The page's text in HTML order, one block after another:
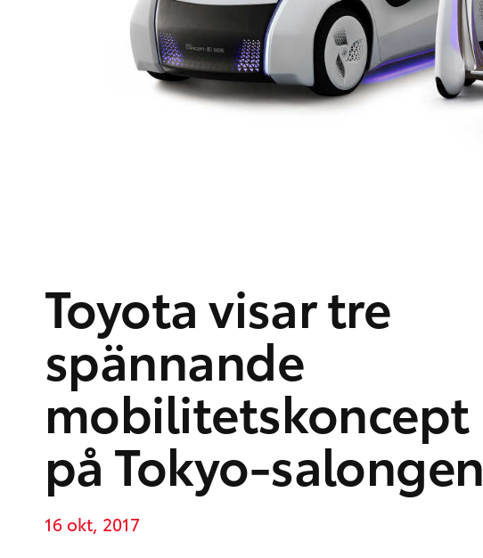
Toyota visar tre
spännande
mobilitetskoncept
på Tokyo-salongen
16 okt, 2017